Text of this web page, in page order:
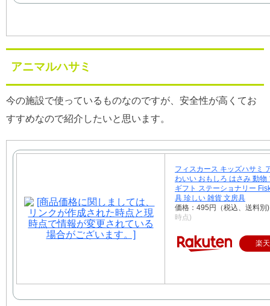
アニマルハサミ
今の施設で使っているものなのですが、安全性が高くてお
すすめなので紹介したいと思います。
フィスカース キッズハサミ
わいい おもしろ はさみ 動物
ギフト ステーショナリー
具 珍しい 雑貨 文房具
価格：495円（税込、送料別
時点)
楽